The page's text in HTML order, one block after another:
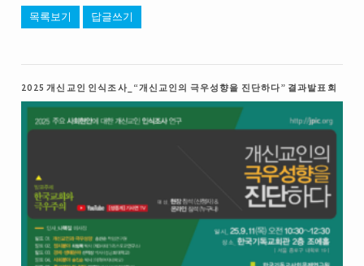
목록보기 답글쓰기
2025 개신교인 인식조사_“개신교인의 극우성향을 진단하다” 결과발표회